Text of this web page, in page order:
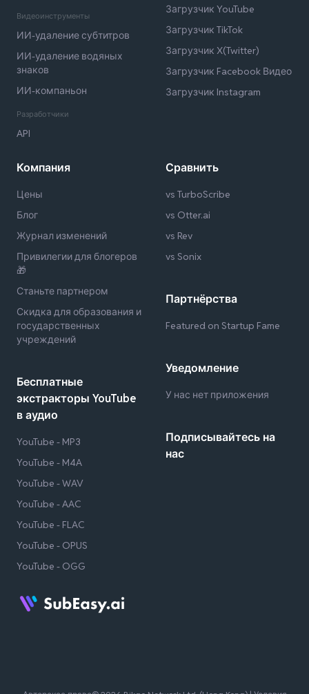
Видеоинструменты
ИИ-удаление субтитров
ИИ-удаление водяных
знаков
ИИ-компаньон
Разработчики
API
Загрузчик YouTube
Загрузчик TikTok
Загрузчик X(Twitter)
Загрузчик Facebook Видео
Загрузчик Instagram
Компания
Цены
Блог
Журнал изменений
Привилегии для блогеров
🎁
Станьте партнером
Скидка для образования и
государственных
учреждений
Бесплатные
экстракторы YouTube
в аудио
YouTube - MP3
YouTube - M4A
YouTube - WAV
YouTube - AAC
YouTube - FLAC
YouTube - OPUS
YouTube - OGG
Сравнить
vs TurboScribe
vs Otter.ai
vs Rev
vs Sonix
Партнёрства
Featured on Startup Fame
Уведомление
У нас нет приложения
Подписывайтесь на
нас